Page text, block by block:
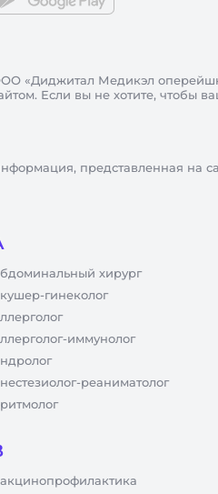
«Диджитал Медикэл
Если вы не хотите, чтобы
представленная на
хирург
гинеколог
иммунолог
реаниматолог